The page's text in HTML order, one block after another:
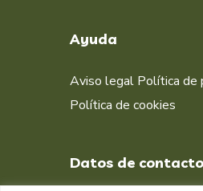
Ayuda
Aviso legal Política de
Política de cookies
Datos de contacto